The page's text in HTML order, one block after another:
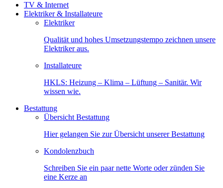
TV & Internet
Elektriker & Installateure
Elektriker
Qualität und hohes Umsetzungstempo zeichnen unsere
Elektriker aus.
Installateure
HKLS: Heizung – Klima – Lüftung – Sanitär. Wir
wissen wie.
Bestattung
Übersicht Bestattung
Hier gelangen Sie zur Übersicht unserer Bestattung
Kondolenzbuch
Schreiben Sie ein paar nette Worte oder zünden Sie
eine Kerze an